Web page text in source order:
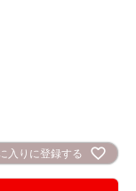
入りに登録する
テン・
モグラ対策